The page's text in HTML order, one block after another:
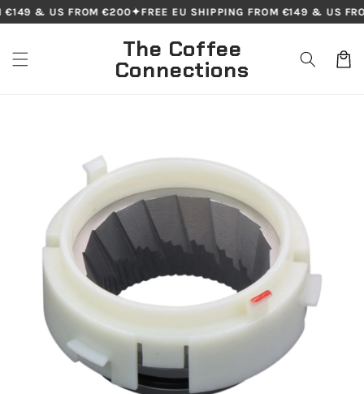
Skip to
content
€149 & US FROM €200✦FREE EU SHIPPING FROM €149 & US
The Coffee
Connections Cart